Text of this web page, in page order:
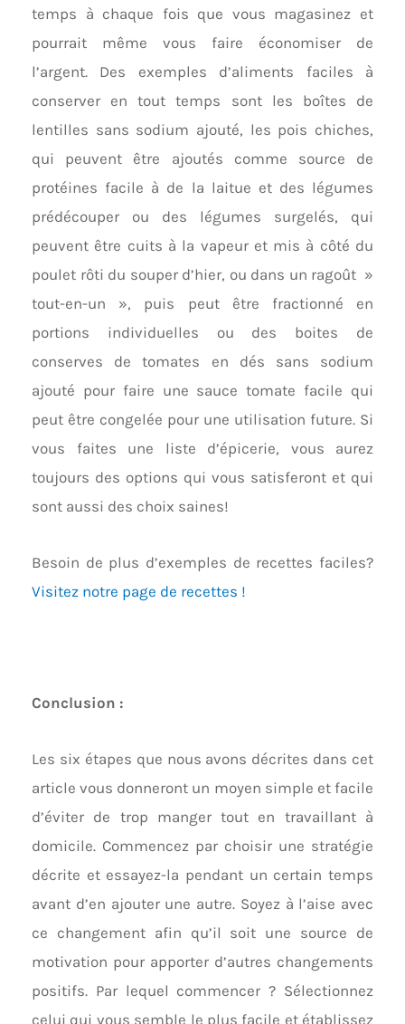
temps à chaque fois que vous magasinez et
pourrait même vous faire économiser de
l’argent. Des exemples d’aliments faciles à
conserver en tout temps sont les boîtes de
lentilles sans sodium ajouté, les pois chiches,
qui peuvent être ajoutés comme source de
protéines facile à de la laitue et des légumes
prédécouper ou des légumes surgelés, qui
peuvent être cuits à la vapeur et mis à côté du
poulet rôti du souper d’hier, ou dans un ragoût »
tout-en-un », puis peut être fractionné en
portions individuelles ou des boites de
conserves de tomates en dés sans sodium
ajouté pour faire une sauce tomate facile qui
peut être congelée pour une utilisation future. Si
vous faites une liste d’épicerie, vous aurez
toujours des options qui vous satisferont et qui
sont aussi des choix saines!
Besoin de plus d’exemples de recettes faciles?
Visitez notre page de recettes !
Conclusion :
Les six étapes que nous avons décrites dans cet
article vous donneront un moyen simple et facile
d’éviter de trop manger tout en travaillant à
domicile. Commencez par choisir une stratégie
décrite et essayez-la pendant un certain temps
avant d’en ajouter une autre. Soyez à l’aise avec
ce changement afin qu’il soit une source de
motivation pour apporter d’autres changements
positifs. Par lequel commencer ? Sélectionnez
celui qui vous semble le plus facile et établissez